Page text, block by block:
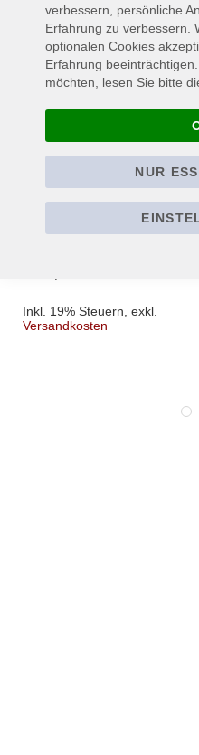
BON JOVI - Slippery
Inkl. 19% Steuern exkl.
Versandkosten
verbessern, persönliche
Erfahrung zu verbessern.
optionalen Cookies
Erfahrung
möchten, lesen Sie bitte
NUR